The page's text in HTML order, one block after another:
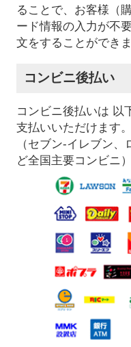
ることで、お客様（
ード情報の入力が不
文をすることができま
コンビニ後払い
コンビニ後払いは 以
支払いいただけます。
（セブン-イレブン
ど全国主要コンビニ）